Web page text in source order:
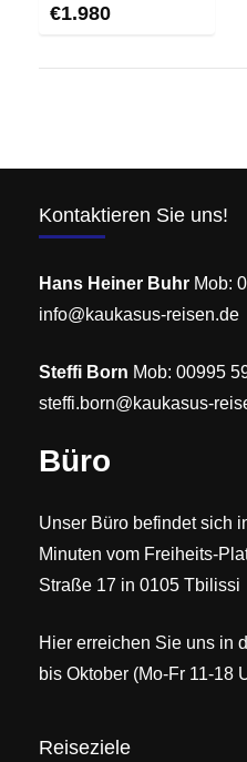
€1.980
Kontaktieren Sie uns!
Hans Heiner Buhr Mob:
info@kaukasus-reisen.de
Steffi Born Mob: 00995
steffi.born@kaukasus-
Büro
Unser Büro befindet sich
Minuten vom Freiheits-
Straße 17 in 0105 Tbilissi
Hier erreichen Sie uns in
bis Oktober (Mo-Fr 11-18
Reiseziele